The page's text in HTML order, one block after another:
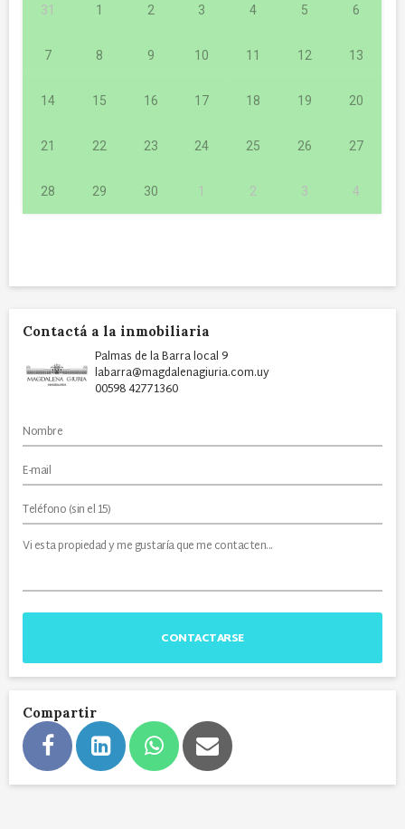
31 1 2 3 4 5 6
7 8 9 10 11 12 13
14 15 16 17 18 19 20
21 22 23 24 25 26 27
28 29 30 1 2 3 4
Contactá a la inmobiliaria
Palmas de la Barra local 9
labarra@magdalenagiuria.com.uy
00598 42771360
CONTACTARSE
Compartir